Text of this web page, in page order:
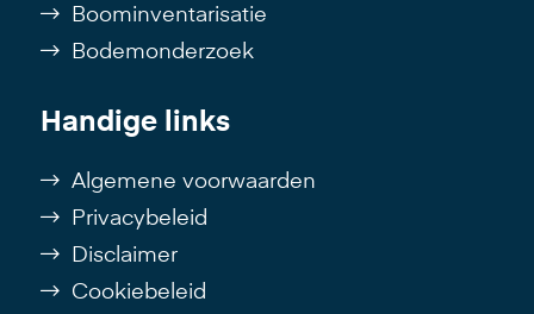
Boominventarisatie
Bodemonderzoek
Handige links
Algemene voorwaarden
Privacybeleid
Disclaimer
Cookiebeleid